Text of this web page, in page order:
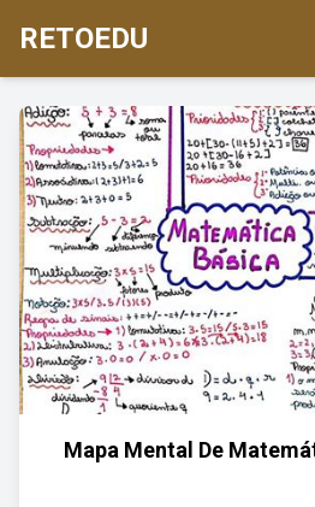
RETOEDU
Mapa Mental De